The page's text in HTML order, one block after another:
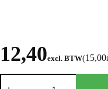
12,40excl. BTW(15,00